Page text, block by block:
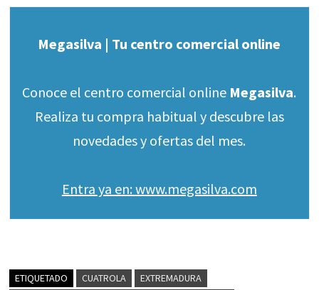
Megasilva | Tu centro comercial online
Conoce el centro comercial online Megasilva.
Realiza tu compra habitual y descubre las
novedades y ofertas del mes.
Entra ya en: www.megasilva.com
ETIQUETADO CUATROLA
EXTREMADURA